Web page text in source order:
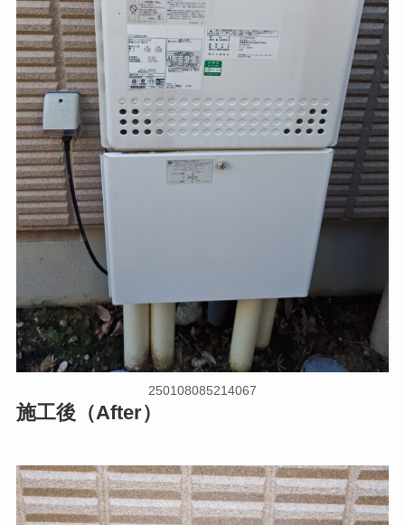
250108085214067
施工後（After）